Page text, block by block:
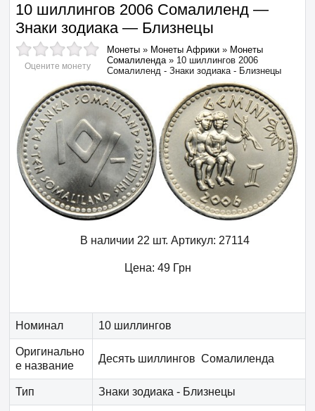
10 шиллингов 2006 Сомалиленд —
Знаки зодиака — Близнецы
Оцените монету
Монеты » Монеты Африки » Монеты
Сомалиленда» 10 шиллингов 2006
Сомалиленд - Знаки зодиака - Близнецы
В наличии 22 шт. Артикул: 27114
Цена: 49 Грн
Номинал 10 шиллингов
Оригинально
е название
Десять шиллингов Сомалиленда
Тип Знаки зодиака - Близнецы